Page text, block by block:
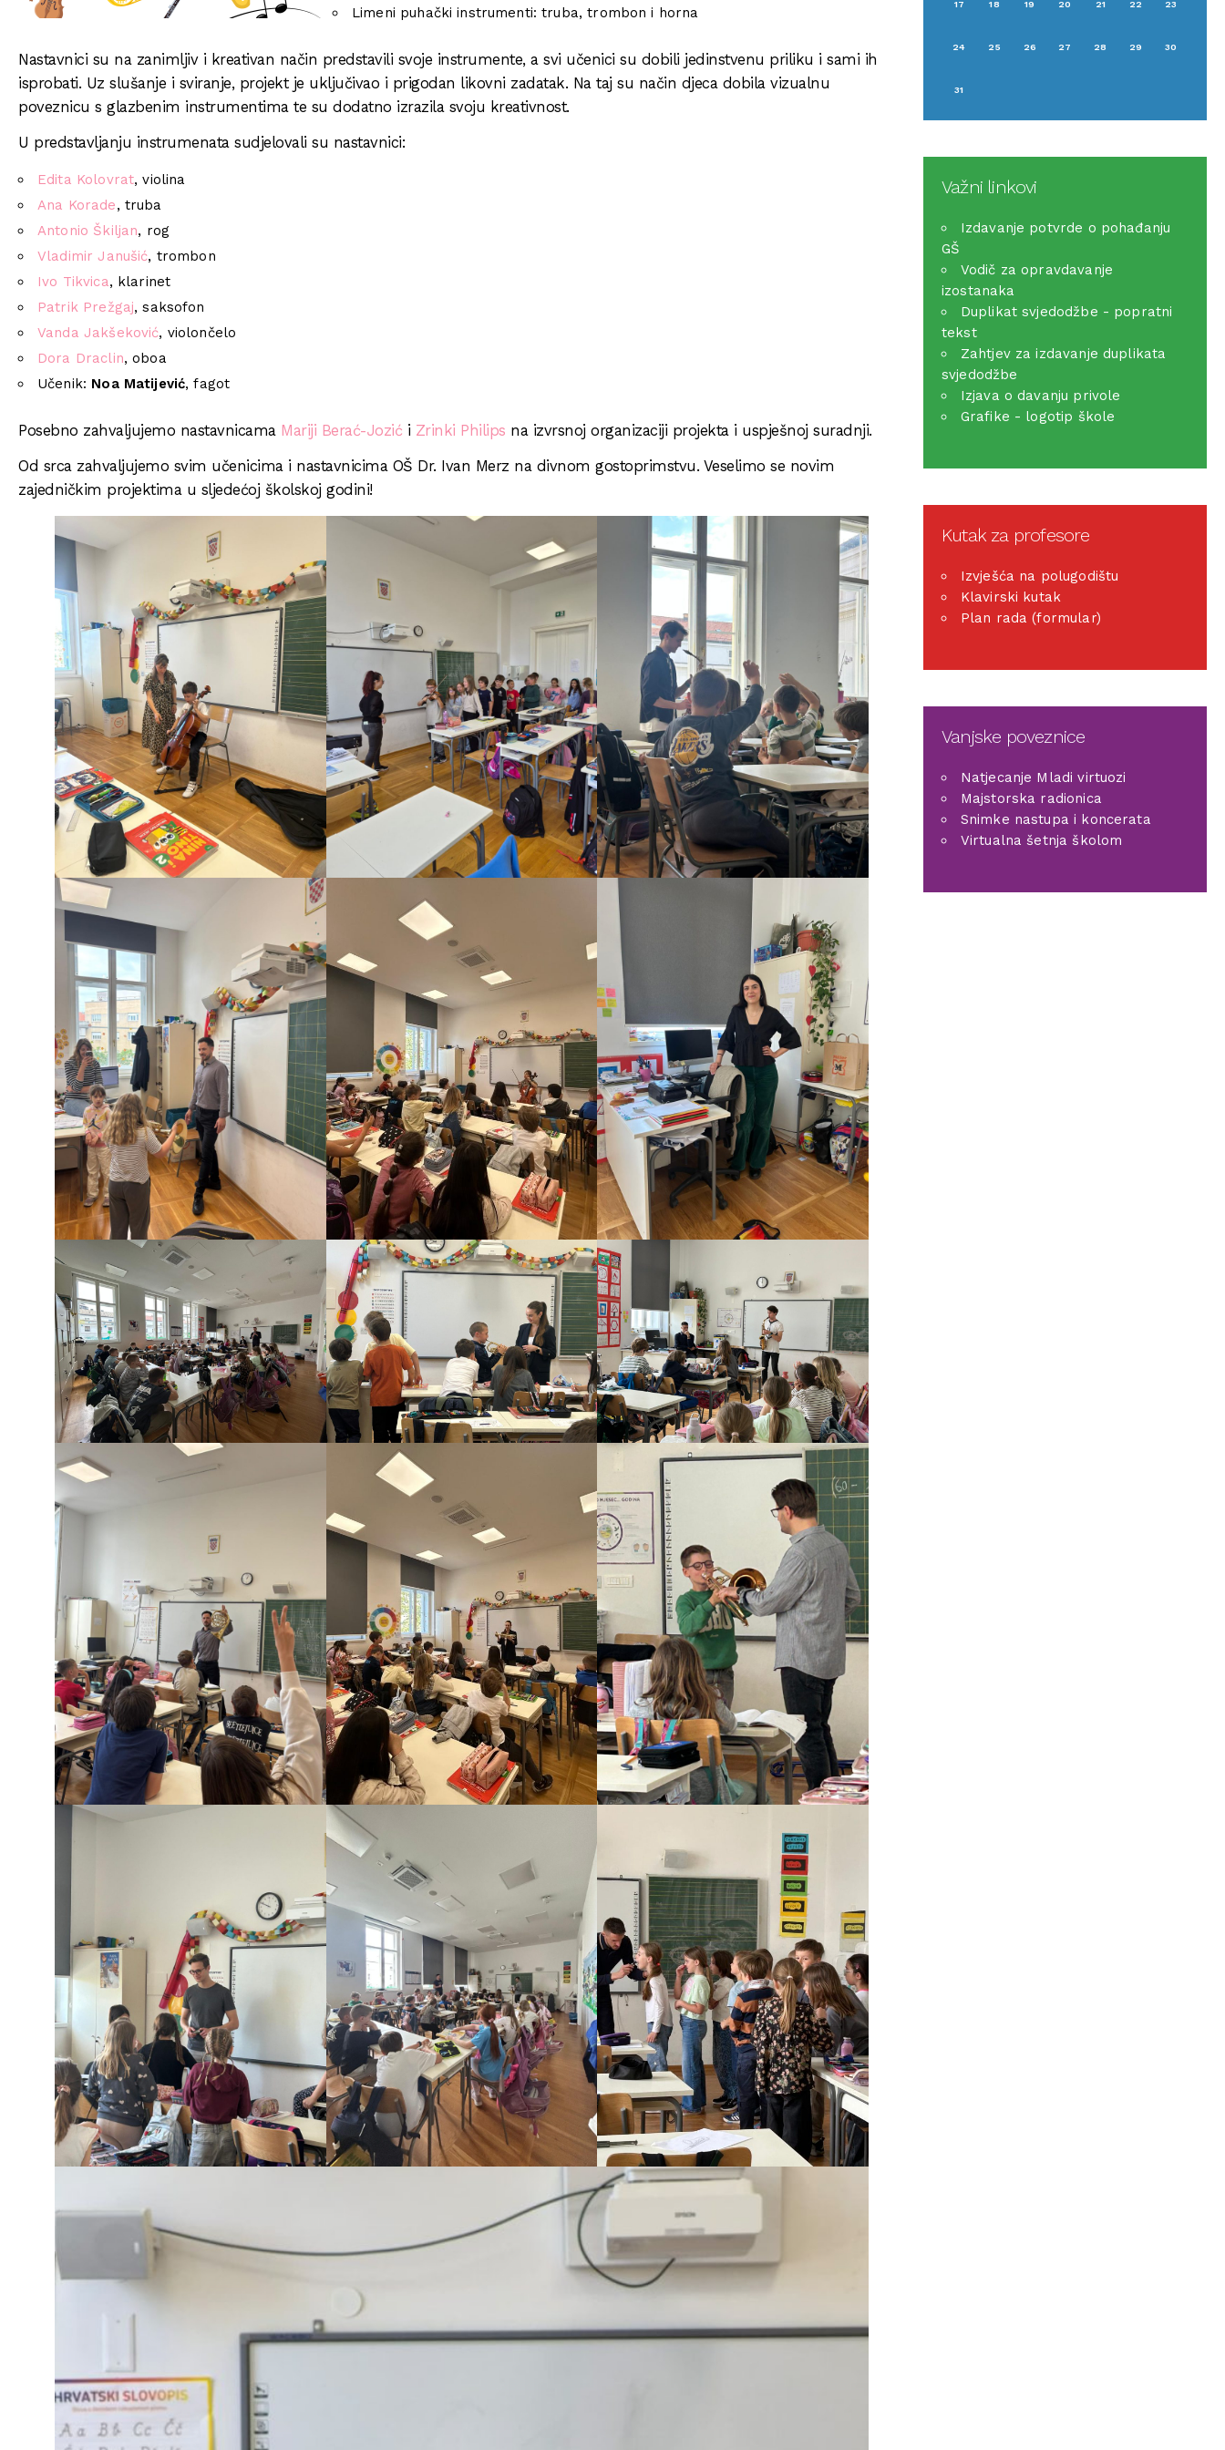
Limeni puhački instrumenti: truba, trombon i horna
Nastavnici su na zanimljiv i kreativan način predstavili svoje instrumente, a svi učenici su dobili jedinstvenu priliku i sami ih
isprobati. Uz slušanje i sviranje, projekt je uključivao i prigodan likovni zadatak. Na taj su način djeca dobila vizualnu
poveznicu s glazbenim instrumentima te su dodatno izrazila svoju kreativnost.
U predstavljanju instrumenata sudjelovali su nastavnici:
Edita Kolovrat, violina
Ana Korade, truba
Antonio Škiljan, rog
Vladimir Janušić, trombon
Ivo Tikvica, klarinet
Patrik Prežgaj, saksofon
Vanda Jakšeković, violončelo
Dora Draclin, oboa
Učenik: Noa Matijević, fagot
Posebno zahvaljujemo nastavnicama Mariji Berać-Jozić i Zrinki Philips na izvrsnoj organizaciji projekta i uspješnoj suradnji.
Od srca zahvaljujemo svim učenicima i nastavnicima OŠ Dr. Ivan Merz na divnom gostoprimstvu. Veselimo se novim
zajedničkim projektima u sljedećoj školskoj godini!
17 18 19 20 21 22 23
24 25 26 27 28 29 30
31
Važni linkovi
Izdavanje potvrde o pohađanju
GŠ
Vodič za opravdavanje
izostanaka
Duplikat svjedodžbe - popratni
tekst
Zahtjev za izdavanje duplikata
svjedodžbe
Izjava o davanju privole
Grafike - logotip škole
Kutak za profesore
Izvješća na polugodištu
Klavirski kutak
Plan rada (formular)
Vanjske poveznice
Natjecanje Mladi virtuozi
Majstorska radionica
Snimke nastupa i koncerata
Virtualna šetnja školom